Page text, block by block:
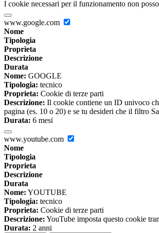
I cookie necessari per il funzionamento non
www.google.com
Nome
Tipologia
Proprieta
Descrizione
Durata
Nome: GOOGLE
Tipologia: tecnico
Proprieta: Cookie di terze parti
Descrizione: Il cookie contiene un ID univoco
pagina (es. 10 o 20) e se tu desideri che il filtro
Durata: 6 mesi
www.youtube.com
Nome
Tipologia
Proprieta
Descrizione
Durata
Nome: YOUTUBE
Tipologia: tecnico
Proprieta: Cookie di terze parti
Descrizione: YouTube imposta questo cookie
Durata: 2 anni